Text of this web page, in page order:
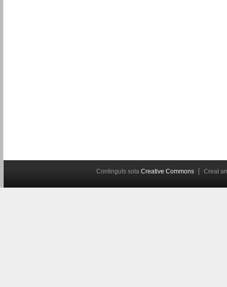
Continguts sota Creative Commons Creat